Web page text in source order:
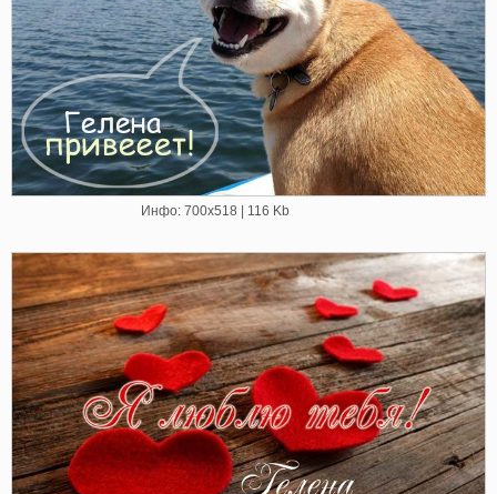
Инфо: 700х518 | 116 Kb